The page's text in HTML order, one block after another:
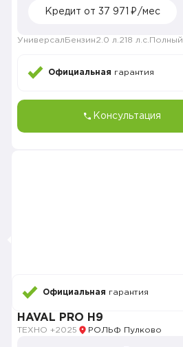
Кредит от 37 971 ₽/мес
Универсал Бензин2.0 л. 218 л.с. Полный
Официальная гарантия
Консультация
Официальная гарантия
HAVAL PRO H9
ТЕХНО +2025 РОЛЬФ Пулково